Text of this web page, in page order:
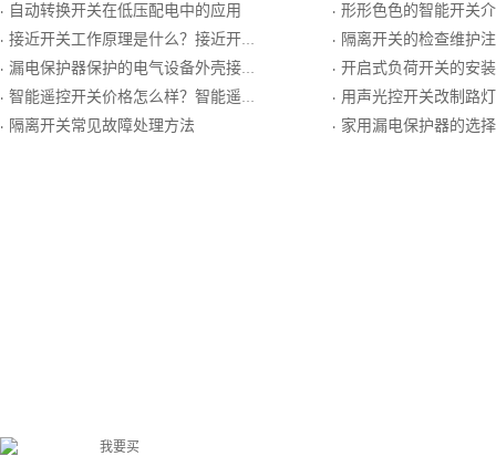
· 自动转换开关在低压配电中的应用
· 接近开关工作原理是什么？接近开关种类及如何选型
· 漏电保护器保护的电气设备外壳接地要求
· 智能遥控开关价格怎么样？智能遥控开关功能介绍
· 隔离开关常见故障处理方法
· 形形色色的智能开关
· 隔离开关的检查维护
· 开启式负荷开关的安
· 用声光控开关改制路
· 家用漏电保护器的选择
我要买